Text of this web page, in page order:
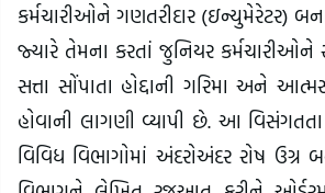
કર્મચારીઓને ગણતરીદાર (ઇન્યુમેરેટર)
જ્યારે તેમના કરતાં જુનિયર કર્મચારીઓને
સત્તા સોંપાતા હોદ્દાની ગરિમા અને
હોવાની લાગણી વ્યાપી છે. આ
વિવિધ વિભાગોમાં અંદરોઅંદર રોષ